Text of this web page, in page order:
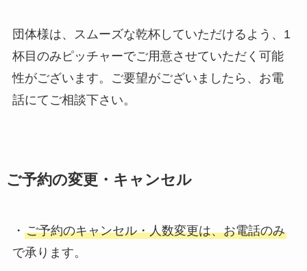
団体様は、スムーズな乾杯していただけるよう、1
杯目のみピッチャーでご用意させていただく可能
性がございます。ご要望がございましたら、お電
話にてご相談下さい。
ご予約の変更・キャンセル
・ ご予約のキャンセル・人数変更は、お電話のみ
で承ります。